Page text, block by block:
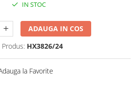
IN STOC
ADAUGA IN COS
Produs: HX3826/24
la Favorite